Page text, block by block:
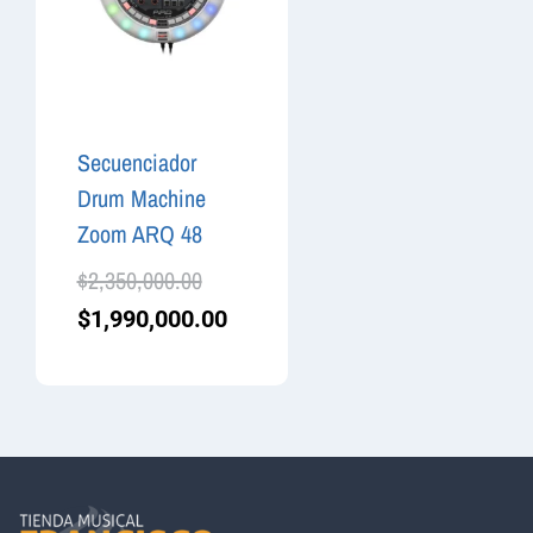
Secuenciador
Drum Machine
Zoom ARQ 48
$2,350,000.00
$1,990,000.00